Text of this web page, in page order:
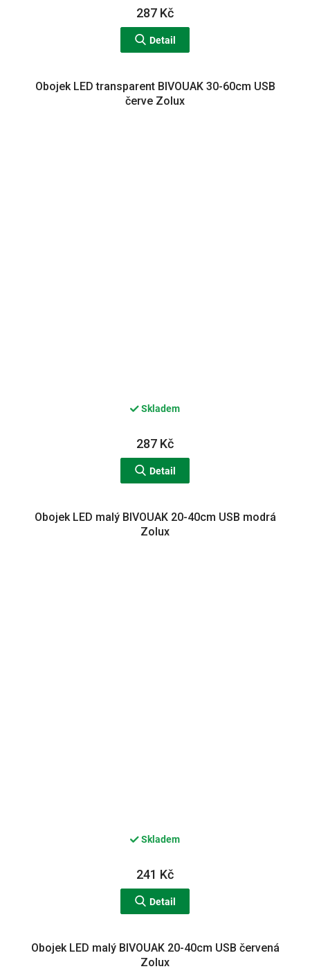
287 Kč
Detail
Obojek LED transparent BIVOUAK 30-60cm USB
červe Zolux
Skladem
287 Kč
Detail
Obojek LED malý BIVOUAK 20-40cm USB modrá
Zolux
Skladem
241 Kč
Detail
Obojek LED malý BIVOUAK 20-40cm USB červená
Zolux